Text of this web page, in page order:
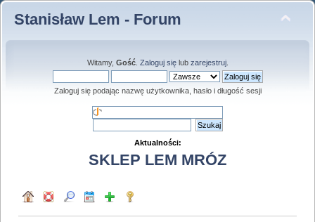
Stanisław Lem - Forum
Witamy, Gość. Zaloguj sięlub zarejestruj.
Zaloguj się podając nazwę użytkownika, hasło i długość sesji
Aktualności:
SKLEP LEM MRÓZ